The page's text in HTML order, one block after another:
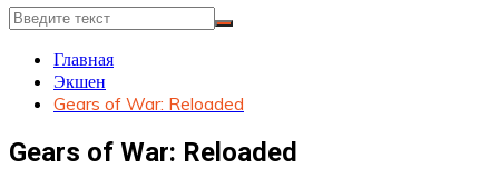
Главная
Экшен
Gears of War: Reloaded
Gears of War: Reloaded